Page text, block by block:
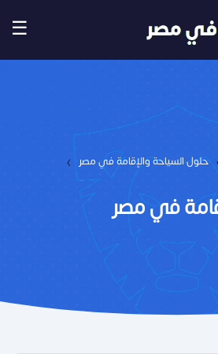
☰
حلول السياحة والإقامة في مصر ›
في مصر